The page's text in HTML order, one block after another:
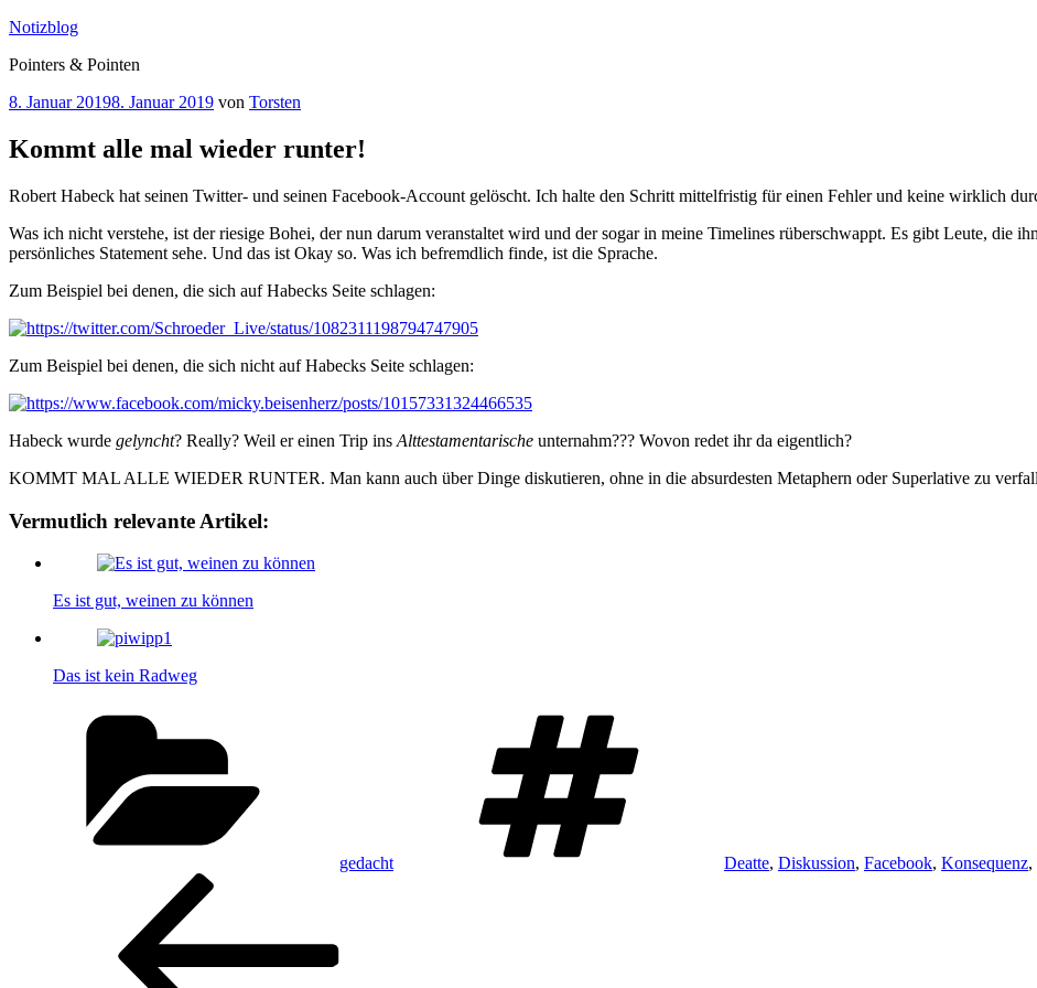
Zum
springen
Notizblog
Pointers & Pointen
Veröffentlicht
8. Januar 20198. Januar 2019 von Torsten
Kommt alle mal wieder runter!
Robert Habeck hat seinen Twitter- und seinen Facebook-Account gelöscht. Ich halte den Schritt mittelfristig für einen Fehler und keine wirklich
Was ich nicht verstehe, ist der riesige Bohei, der nun darum veranstaltet wird und der sogar in meine Timelines rüberschwappt. Es gibt Leute, die
persönliches Statement sehe. Und das ist Okay so. Was ich befremdlich finde, ist die Sprache.
Zum Beispiel bei denen, die sich auf Habecks Seite schlagen:
Zum Beispiel bei denen, die sich nicht auf Habecks Seite schlagen:
Habeck wurde gelyncht? Really? Weil er einen Trip ins Alttestamentarische unternahm??? Wovon redet ihr da eigentlich?
KOMMT MAL ALLE WIEDER RUNTER. Man kann auch über Dinge diskutieren, ohne in die absurdesten Metaphern oder Superlative zu
Vermutlich relevante Artikel:
Es ist gut, weinen zu können
Das ist kein Radweg
gedacht Deatte, Diskussion, Facebook, Konsequenz,
Beitragsnavigation